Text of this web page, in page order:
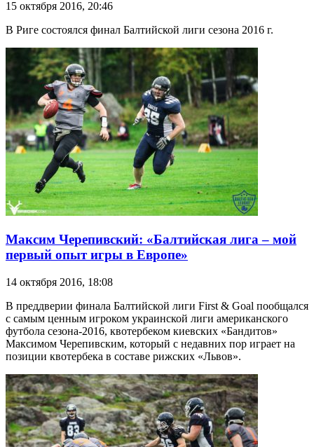
15 октября 2016, 20:46
В Риге состоялся финал Балтийской лиги сезона 2016 г.
Максим Черепивский: «Балтийская лига – мой
первый опыт игры в Европе»
14 октября 2016, 18:08
В преддверии финала Балтийской лиги First & Goal пообщался
с самым ценным игроком украинской лиги американского
футбола сезона-2016, квотербеком киевских «Бандитов»
Максимом Черепивским, который с недавних пор играет на
позиции квотербека в составе рижских «Львов».